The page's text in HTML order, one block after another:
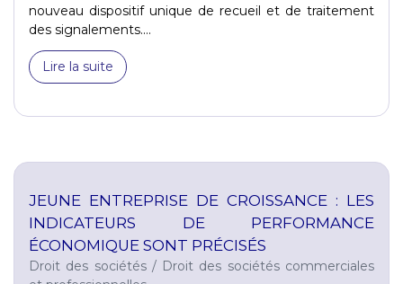
nouveau dispositif unique de recueil et de traitement
des signalements....
Lire la suite
JEUNE ENTREPRISE DE CROISSANCE : LES
INDICATEURS DE PERFORMANCE
ÉCONOMIQUE SONT PRÉCISÉS
Droit des sociétés/ Droit des sociétés commerciales